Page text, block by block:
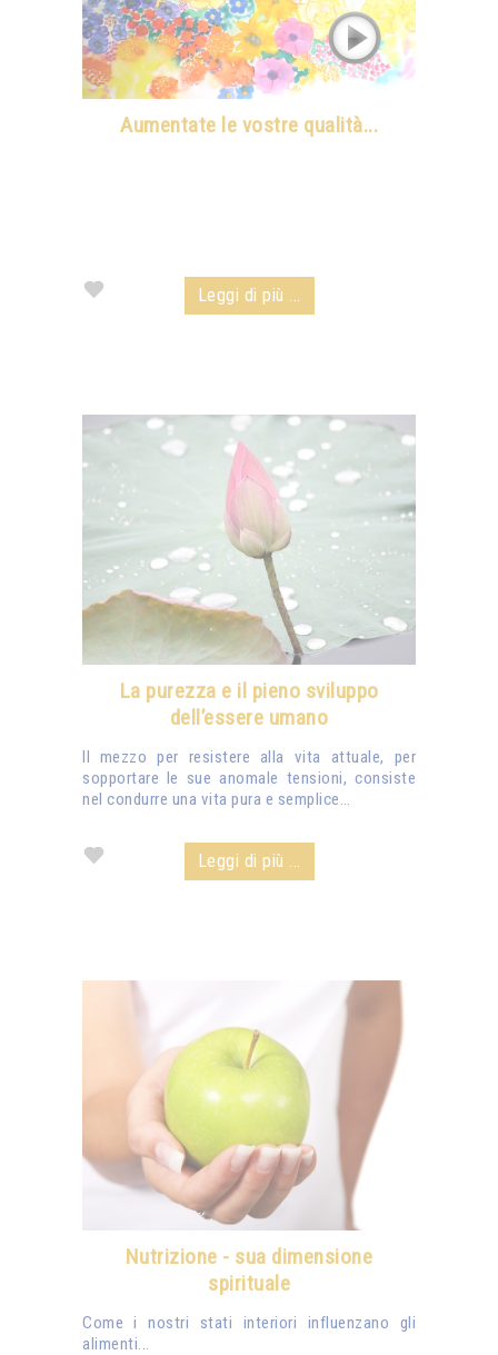
Aumentate le vostre qualità...
Leggi di più ...
La purezza e il pieno sviluppo
dell’essere umano
Il mezzo per resistere alla vita attuale, per
sopportare le sue anomale tensioni, consiste
nel condurre una vita pura e semplice…
Leggi di più ...
Nutrizione - sua dimensione
spirituale
Come i nostri stati interiori influenzano gli
alimenti...